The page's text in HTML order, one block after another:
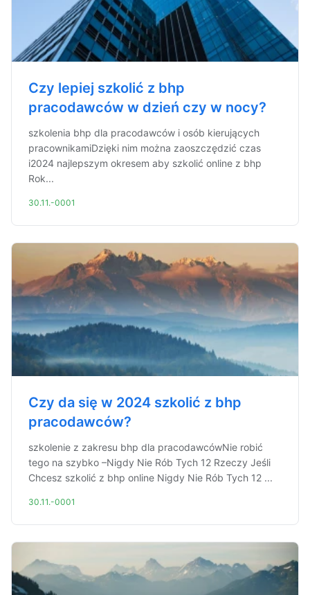
Czy lepiej szkolić z bhp
pracodawców w dzień czy w nocy?
szkolenia bhp dla pracodawców i osób kierujących
pracownikamiDzięki nim można zaoszczędzić czas
i2024 najlepszym okresem aby szkolić online z bhp
Rok...
30.11.-0001
Czy da się w 2024 szkolić z bhp
pracodawców?
szkolenie z zakresu bhp dla pracodawcówNie robić
tego na szybko –Nigdy Nie Rób Tych 12 Rzeczy Jeśli
Chcesz szkolić z bhp online Nigdy Nie Rób Tych 12 ...
30.11.-0001